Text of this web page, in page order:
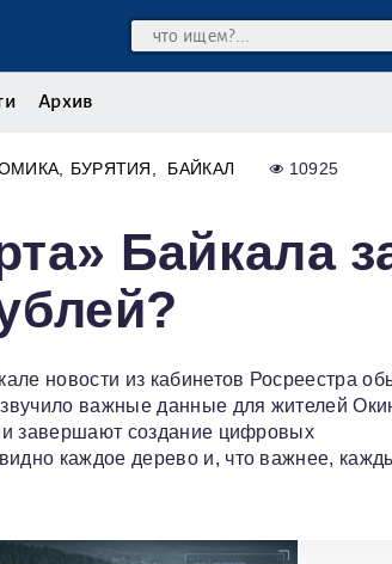
Архив
БУРЯТИЯ БАЙКАЛ
10925
Байкала
новости из кабинетов Росреестра
важные данные для жителей
завершают создание цифровых
каждое дерево и, что важнее,